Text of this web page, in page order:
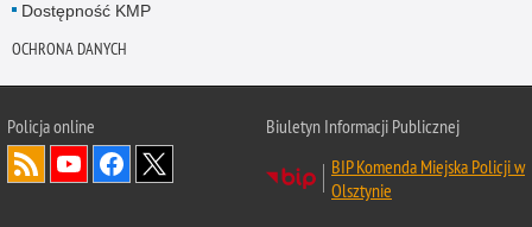
Dostępność KMP
OCHRONA DANYCH
Policja online
Biuletyn Informacji Publicznej
BIP Komenda Miejska Policji w
Olsztynie